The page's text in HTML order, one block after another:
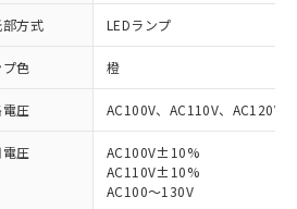
部方式 LEDランプ
プ色 橙
電圧 AC100V、AC110V、AC120V
圧
AC100V±10%
AC110V±10%
AC100～130V